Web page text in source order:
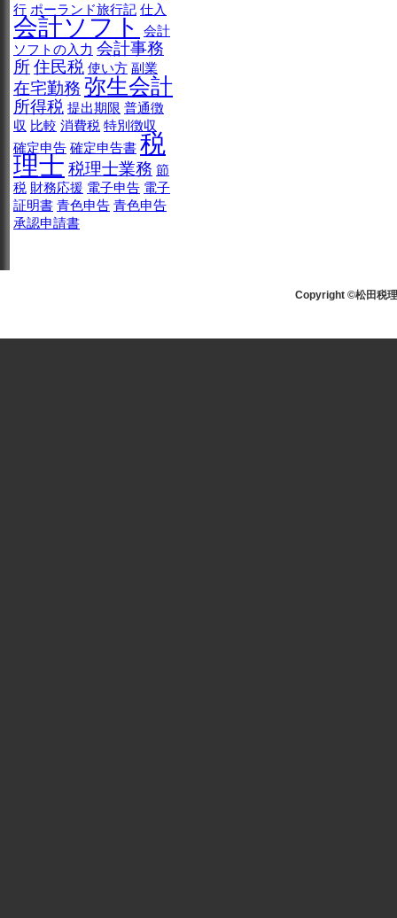
行 ポーランド旅行記 仕入
会計ソフト
会計
ソフトの入力 会計事務
所住民税 使い方 副業
在宅勤務 弥生会計
所得税 提出期限 普通徴
収 比較 消費税 特別徴収
確定申告 確定申告書 税
理士 税理士業務 節
税 財務応援 電子申告 電子
証明書 青色申告 青色申告
承認申請書
Copyright ©松田税